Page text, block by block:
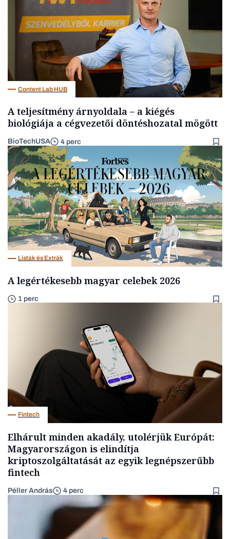
Content Lab HUB
A teljesítmény árnyoldala – a kiégés
biológiája a cégvezetői döntéshozatal mögött
BioTechUSA 4 perc
Listák és Extrák
A legértékesebb magyar celebek 2026
1 perc
Fintech
Elhárult minden akadály, utolérjük Európát:
Magyarországon is elindítja
kriptoszolgáltatását az egyik legnépszerűbb
fintech
Péller András 4 perc